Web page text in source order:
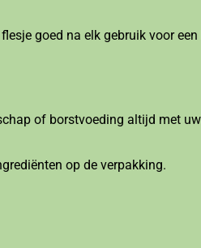
goed na elk gebruik voor
of borstvoeding altijd met
op de verpakking.